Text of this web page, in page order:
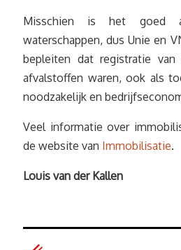
Misschien is het goed
waterschappen, dus Unie en
bepleiten dat registratie
afvalstoffen waren, ook als
noodzakelijk en
Veel informatie over
de website van Immobilisatie.
Louis van der Kallen